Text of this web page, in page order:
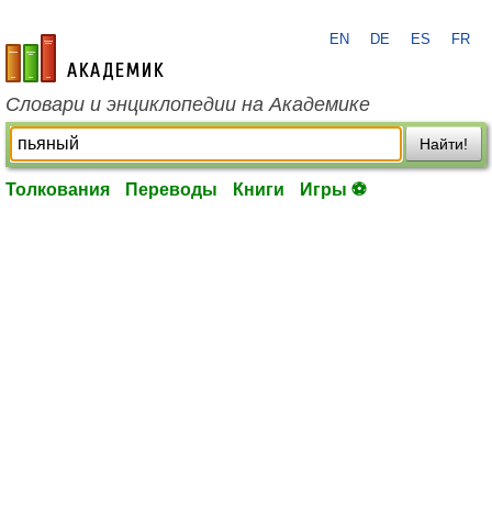
academic.ru
EN DE ES FR
Словари и энциклопедии на Академике
Найти!
Толкования Переводы Книги Игры ⚽